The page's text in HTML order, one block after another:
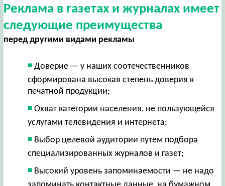
Реклама в газетах и журналах имеет
следующие преимущества
перед другими видами рекламы
Доверие — у наших соотечественников
сформирована высокая степень доверия к
печатной продукции;
Охват категории населения, не пользующейся
услугами телевидения и интернета;
Выбор целевой аудитории путем подбора
специализированных журналов и газет;
Высокий уровень запоминаемости — не надо